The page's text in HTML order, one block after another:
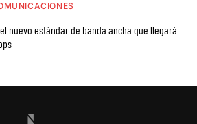
el nuevo estándar de banda ancha que llegará